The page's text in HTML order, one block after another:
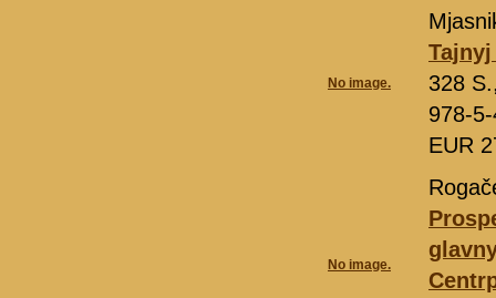
No image.
328
978-
EUR
No image.